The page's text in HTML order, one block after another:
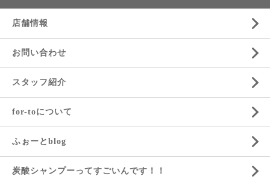
店舗情報
お問い合わせ
スタッフ紹介
for-toについて
ふぉーとblog
炭酸シャンプーってすごいんです！！